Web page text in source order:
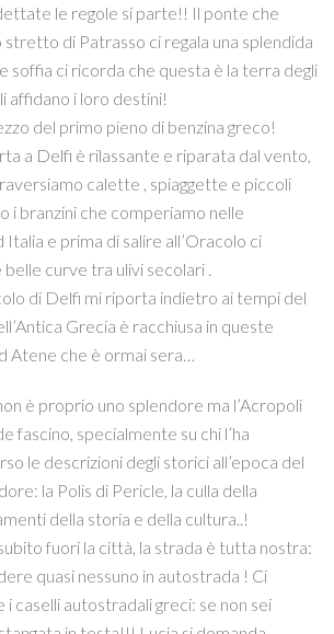
le regole si parte!! Il ponte che
di Patrasso ci regala una splendida
soffia ci ricorda che questa è la terra degli
affidano i loro destini!
del primo pieno di benzina greco!
a Delfi è rilassante e riparata dal vento,
calette , spiaggette e piccoli
i branzini che comperiamo nelle
e prima di salire all’Oracolo ci
curve tra ulivi secolari .
di Delfi mi riporta indietro ai tempi del
Grecia è racchiusa in queste
Atene che è ormai sera…
è proprio uno splendore ma l’Acropoli
fascino, specialmente su chi l’ha
le descrizioni degli storici all’epoca del
la Polis di Pericle, la culla della
della storia e della cultura..!
fuori la città, la strada è tutta nostra:
quasi nessuno in autostrada ! Ci
caselli autostradali greci: se non sei